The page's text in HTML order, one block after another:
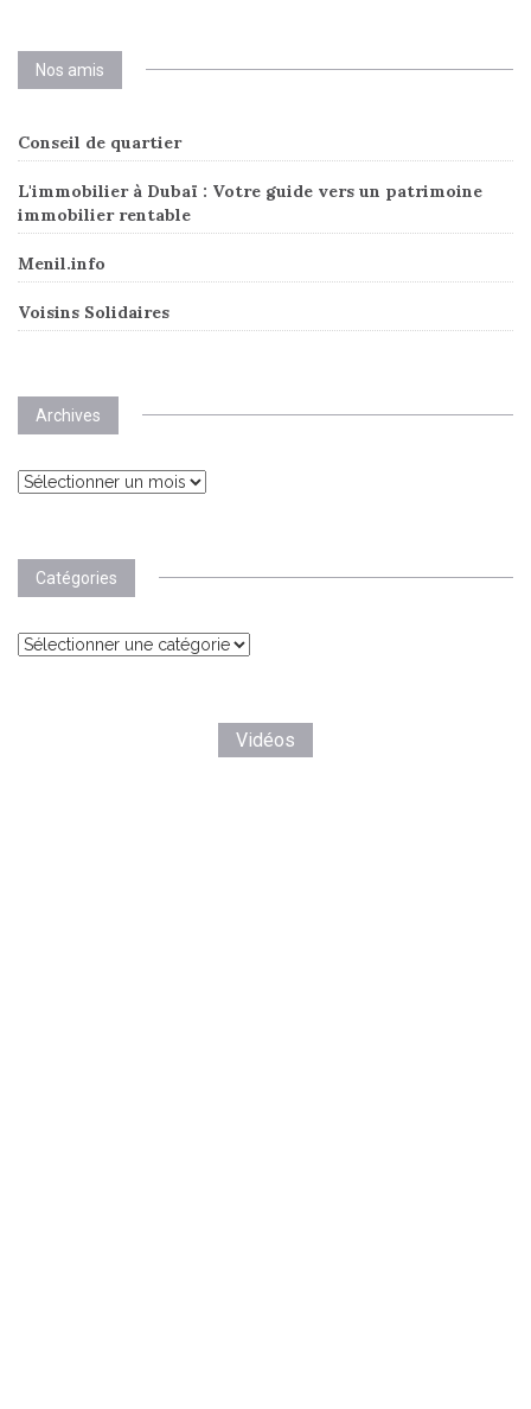
Nos amis
Conseil de quartier
L'immobilier à Dubaï : Votre guide vers un patrimoine
immobilier rentable
Menil.info
Voisins Solidaires
Archives
Archives
Catégories
Catégories
Vidéos